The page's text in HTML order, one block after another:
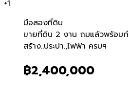
+1
มือสองที่ดิน
ขายที่ดิน 2 งา
ขายที่ดิน 2 งาน ถมแล้วพร้อม
สร้าง..ประปา.,ไฟฟ้า ครบฯ
฿2,400,000